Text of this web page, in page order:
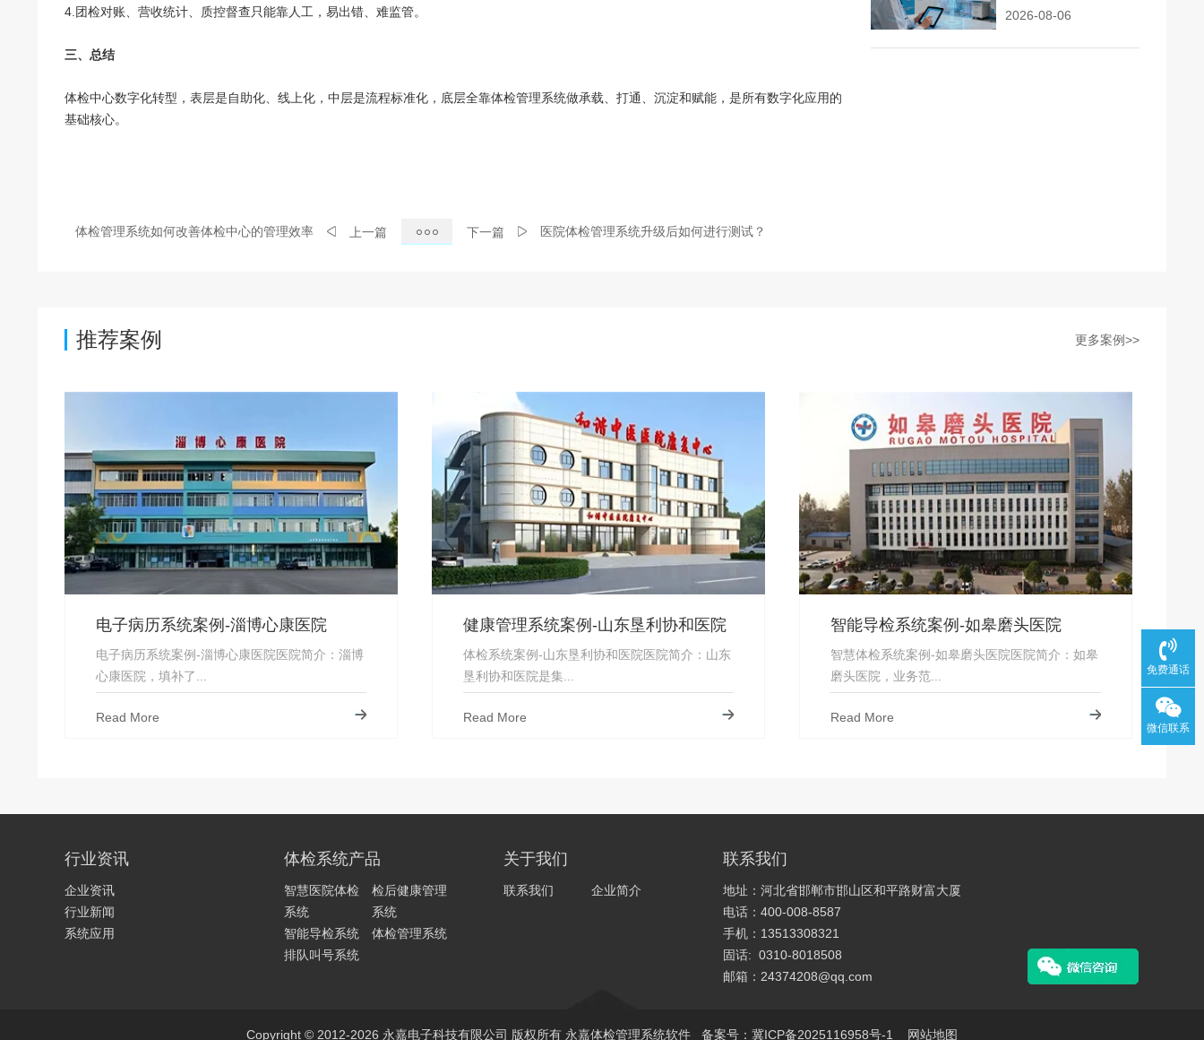
4.团检对账、营收统计、质控督查只能靠人工，易出错、难监管。
三、总结
体检中心数字化转型，表层是自助化、线上化，中层是流程标准化，底层全靠体检管理系统做承载、打通、沉淀和赋能，是所有数字化应用的
基础核心。
体检管理系统如何改善体检中心的管理效率 上一篇 下一篇 医院体检管理系统升级后如何进行测试？
2026-08-06
推荐案例 更多案例>>
电子病历系统案例-淄博心康医院
电子病历系统案例-淄博心康医院医院简介：淄博
心康医院，填补了...
Read More
健康管理系统案例-山东垦利协和医院
体检系统案例-山东垦利协和医院医院简介：山东
垦利协和医院是集...
Read More
智能导检系统案例-如皋磨头医院
智慧体检系统案例-如皋磨头医院医院简介：如皋
磨头医院，业务范...
Read More
行业资讯
企业资讯
行业新闻
系统应用
体检系统产品
智慧医院体检
系统
检后健康管理
系统
智能导检系统
体检管理系统
排队叫号系统
关于我们
联系我们 企业简介
联系我们
地址：河北省邯郸市邯山区和平路财富大厦
电话：400-008-8587
手机：13513308321
固话: 0310-8018508
邮箱：24374208@qq.com
Copyright © 2012-2026 永嘉电子科技有限公司 版权所有 永嘉体检管理系统软件 备案号： 冀ICP备2025116958号-1 网站地图
免费通话
微信联系